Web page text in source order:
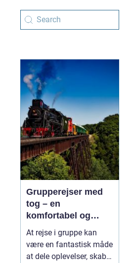
Grupperejser med
tog – en
komfortabel og
social måde at
opleve Europa på
At rejse i gruppe kan
være en fantastisk måde
at dele oplevelser, skabe